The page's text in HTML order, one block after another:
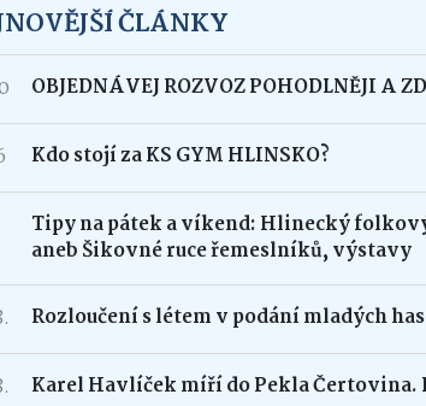
ČLÁNKY
OBJEDNÁVEJ ROZVOZ POHODLNĚJI A
Kdo stojí za KS GYM HLINSKO?
Tipy na pátek a víkend: Hlinecký
aneb Šikovné ruce řemeslníků, výstavy
Rozloučení s létem v podání mladých
Karel Havlíček míří do Pekla Čertovina.